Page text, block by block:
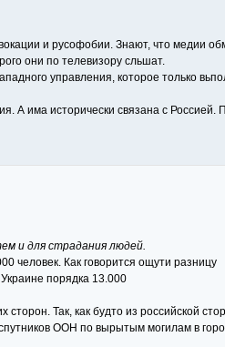
и русофобии. Знают, что медии
они по телевизору сльшат.
управления, которое только
А има исторически связана с
и для страдания людей.
человек. Как говорится ощути разницу
порядка 13.000
Так, как будто из российской
ООН по вырытым могилам в